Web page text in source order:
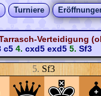
Turniere
Verteidigung
c54. cxd5 exd55. Sf3
5. Sf3